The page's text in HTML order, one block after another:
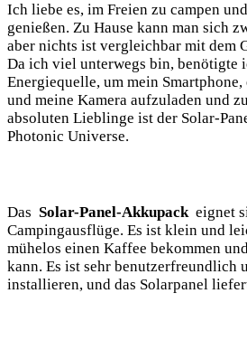
Ich liebe es, im Freien zu campen
genießen. Zu Hause ⁢kann man sich
aber nichts ist vergleichbar mit dem
⁤Da ⁣ich viel ‍unterwegs‍ bin, benötigte‍
Energiequelle, um mein
und meine‌ Kamera aufzuladen‌ und‌
⁤absoluten Lieblinge ist der ‍Solar-
Photonic Universe.
Das ​ Solar-Panel-Akkupack eignet
Campingausflüge. ⁢Es ist klein ‌und
mühelos einen Kaffee bekommen
kann. Es ist ‌sehr benutzerfreundlich
installieren, und das Solarpanel